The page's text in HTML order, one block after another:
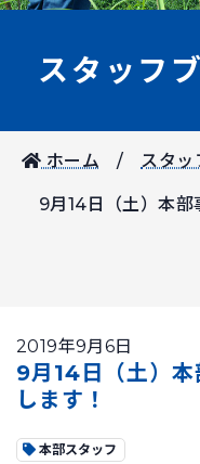
スタッフ
ホーム スタッ
9月14日（土）本部
2019年9月6日
9月14日（土）
します！
本部スタッフ